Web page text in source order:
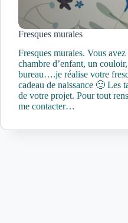
Fresques murales
Fresques murales. Vous
chambre d’enfant, un
bureau….je réalise votre
cadeau de naissance 🙂 Les
de votre projet. Pour tout
me contacter…